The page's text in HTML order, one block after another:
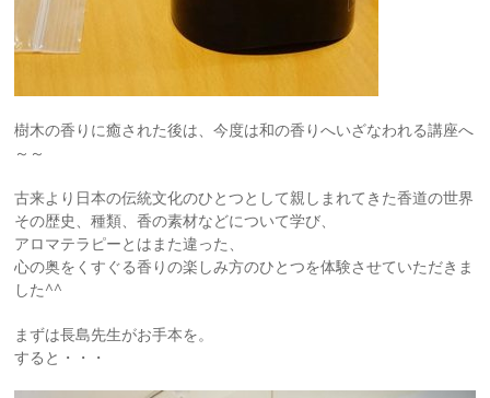
樹木の香りに癒された後は、今度は和の香りへいざなわれる講座へ
～～
古来より日本の伝統文化のひとつとして親しまれてきた香道の世界
その歴史、種類、香の素材などについて学び、
アロマテラピーとはまた違った、
心の奥をくすぐる香りの楽しみ方のひとつを体験させていただきま
した^^
まずは長島先生がお手本を。
すると・・・